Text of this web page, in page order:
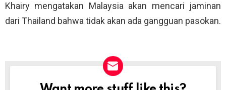
Khairy mengatakan Malaysia akan mencari jaminan
dari Thailand bahwa tidak akan ada gangguan pasokan.